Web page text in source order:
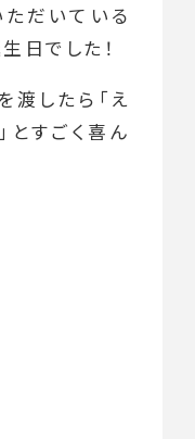
だいている
日でした！
渡したら「え
とすごく喜ん